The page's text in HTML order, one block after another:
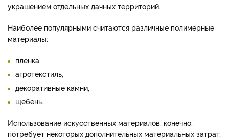
украшением отдельных дачных территорий.
Наиболее популярными считаются различные полимерные
материалы:
пленка,
агротекстиль,
декоративные камни,
щебень.
Использование искусственных материалов, конечно,
потребует некоторых дополнительных материальных затрат,